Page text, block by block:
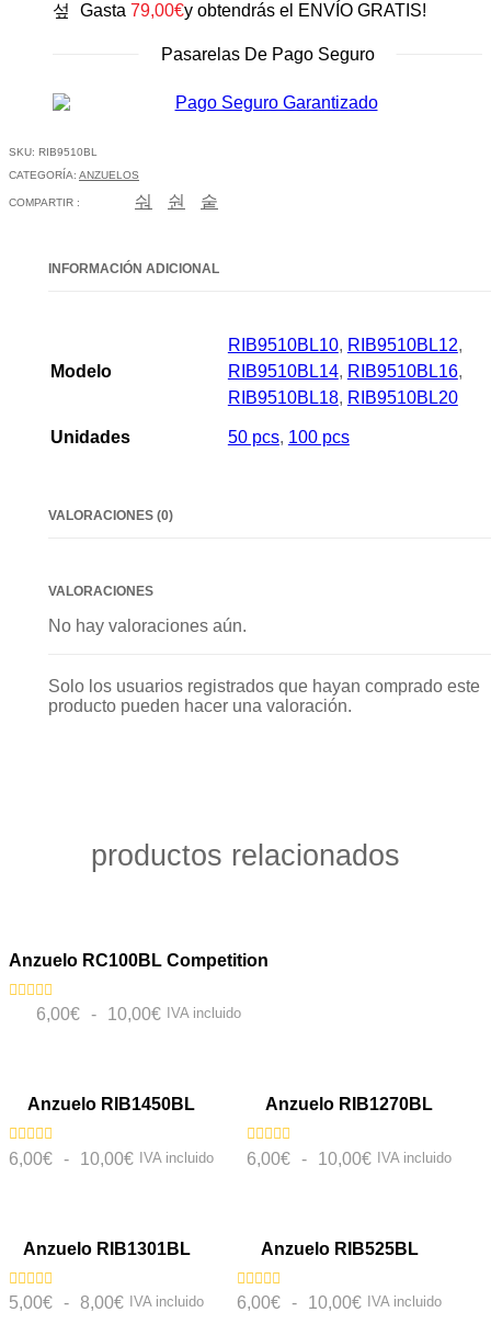
Gasta 79,00€y obtendrás el ENVÍO GRATIS!
Pasarelas De Pago Seguro
SKU: RIB9510BL
CATEGORÍA: ANZUELOS
COMPARTIR :
INFORMACIÓN ADICIONAL
Modelo
RIB9510BL10, RIB9510BL12,
RIB9510BL14, RIB9510BL16,
RIB9510BL18, RIB9510BL20
Unidades 50 pcs, 100 pcs
VALORACIONES (0)
VALORACIONES
No hay valoraciones aún.
Solo los usuarios registrados que hayan comprado este
producto pueden hacer una valoración.
productos relacionados
NOVEDAD
Anzuelo RC100BL Competition
Valorado
6,00€ - 10,00€ IVA incluido
Anzuelo RIB1450BL
Valorado
con
6,00€ - 10,00€ IVA incluido
Anzuelo RIB1270BL
Valorado
con
6,00€ - 10,00€ IVA incluido
Anzuelo RIB1301BL
Valorado
con
5,00€ - 8,00€ IVA incluido
Anzuelo RIB525BL
Valorado
con
6,00€ - 10,00€ IVA incluido